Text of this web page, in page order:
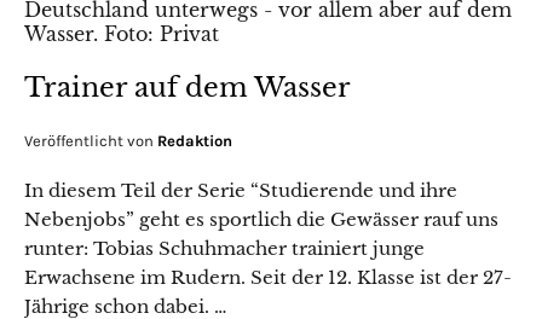
Trainer auf dem Wasser
Veröffentlicht von Redaktion
In diesem Teil der Serie “Studierende und ihre
Nebenjobs” geht es sportlich die Gewässer rauf uns
runter: Tobias Schuhmacher trainiert junge
Erwachsene im Rudern. Seit der 12. Klasse ist der 27-
Jährige schon dabei. …